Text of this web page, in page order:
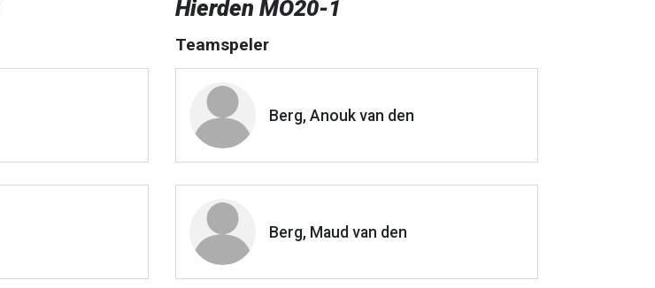
Hierden MO20-1
Teamspeler
Berg, Anouk van den
Berg, Maud van den